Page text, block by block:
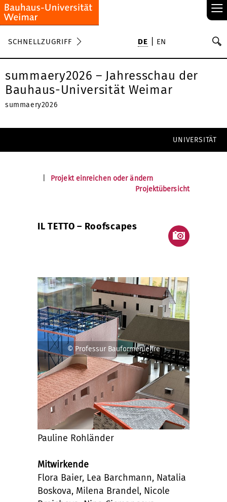
≡
SCHNELLZUGRIFF DE EN
summaery2026 – Jahresschau der
Bauhaus-Universität Weimar
summaery2026
UNIVERSITÄT
Projekt einreichen oder ändern
Projektübersicht
IL TETTO – Roofscapes
© Professur Bauformenlehre
Projektinformationen
eingereicht von
Pauline Rohländer
Mitwirkende
Flora Baier, Lea Barchmann, Natalia
Boskova, Milena Brandel, Nicole